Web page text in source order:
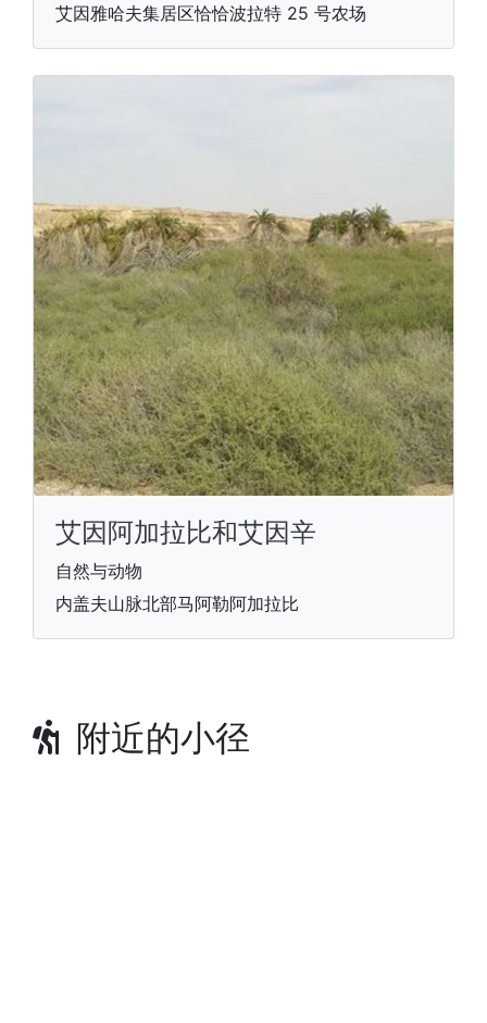
艾因雅哈夫集居区恰恰波拉特 25 号农场
艾因阿加拉比和艾因辛
自然与动物
内盖夫山脉北部马阿勒阿加拉比
附近的小径